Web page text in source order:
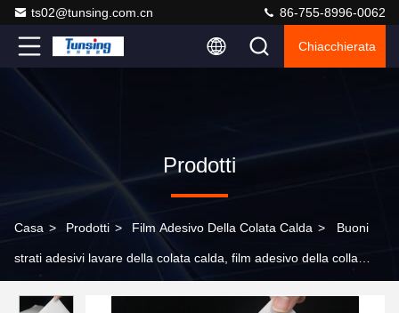
ts02@tunsing.com.cn 86-755-8996-0062
Chiacchierata
Prodotti
Casa > Prodotti > Film Adesivo Della Colata Calda > Buoni
strati adesivi lavare della colata calda, film adesivo della colla